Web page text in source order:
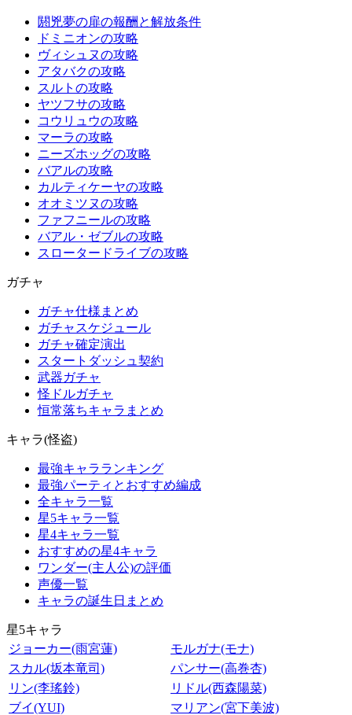
閼兇夢の扉の報酬と解放条件
ドミニオンの攻略
ヴィシュヌの攻略
アタバクの攻略
スルトの攻略
ヤツフサの攻略
コウリュウの攻略
マーラの攻略
ニーズホッグの攻略
バアルの攻略
カルティケーヤの攻略
オオミツヌの攻略
ファフニールの攻略
バアル・ゼブルの攻略
スロータードライブの攻略
ガチャ
ガチャ仕様まとめ
ガチャスケジュール
ガチャ確定演出
スタートダッシュ契約
武器ガチャ
怪ドルガチャ
恒常落ちキャラまとめ
キャラ(怪盗)
最強キャラランキング
最強パーティとおすすめ編成
全キャラ一覧
星5キャラ一覧
星4キャラ一覧
おすすめの星4キャラ
ワンダー(主人公)の評価
声優一覧
キャラの誕生日まとめ
星5キャラ
ジョーカー(雨宮蓮)
モルガナ(モナ)
スカル(坂本竜司)
パンサー(高巻杏)
リン(李瑤鈴)
リドル(西森陽菜)
ブイ(YUI)
マリアン(宮下美波)